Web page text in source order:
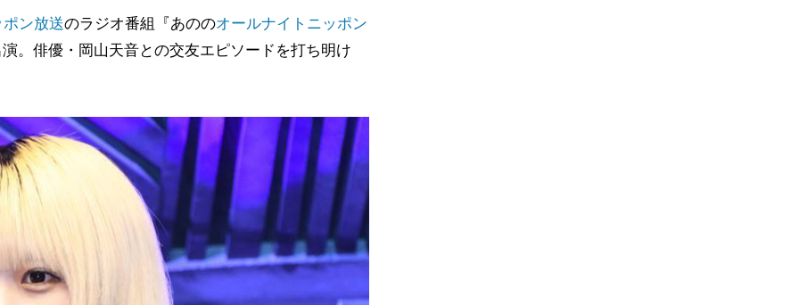
ン放送のラジオ番組『あののオールナイトニッポン
。俳優・岡山天音との交友エピソードを打ち明け